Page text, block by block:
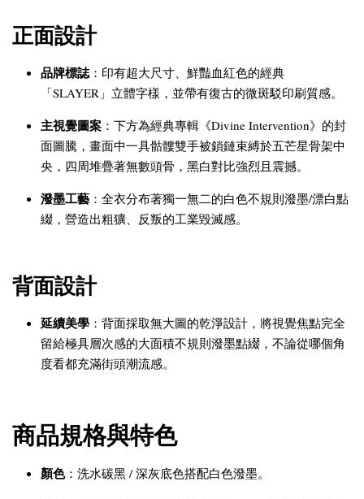
正面設計
品牌標誌：印有超大尺寸、鮮豔血紅色的經典
「SLAYER」立體字樣，並帶有復古的微斑駁印刷質感。
主視覺圖案 ：下方為經典專輯《Divine Intervention》的封
面圖騰，畫面中一具骷髏雙手被鎖鏈束縛於五芒星骨架中
央，四周堆疊著無數頭骨，黑白對比強烈且震撼。
潑墨工藝 ：全衣分布著獨一無二的白色不規則潑墨/漂白點
綴，營造出粗獷、反叛的工業毀滅感。
背面設計
延續美學 ：背面採取無大圖的乾淨設計，將視覺焦點完全
留給極具層次感的大面積不規則潑墨點綴，不論從哪個角
度看都充滿街頭潮流感。
商品規格與特色
顏色：洗水碳黑 / 深灰底色搭配白色潑墨。